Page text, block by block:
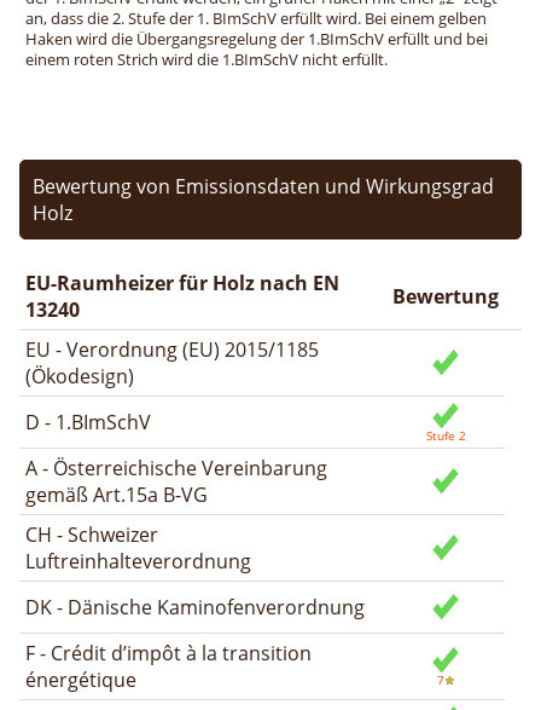
an, dass die 2. Stufe der 1. BImSchV erfüllt wird. Bei einem gelben
Haken wird die Übergangsregelung der 1.BImSchV erfüllt und bei
einem roten Strich wird die 1.BImSchV nicht erfüllt.
Bewertung von Emissionsdaten und Wirkungsgrad
Holz
EU-Raumheizer für Holz nach EN
13240
Bewertung
EU - Verordnung (EU) 2015/1185
(Ökodesign)
D - 1.BImSchV
A - Österreichische Vereinbarung
gemäß Art.15a B-VG
CH - Schweizer
Luftreinhalteverordnung
DK - Dänische Kaminofenverordnung
F - Crédit d’impôt à la transition
énergétique